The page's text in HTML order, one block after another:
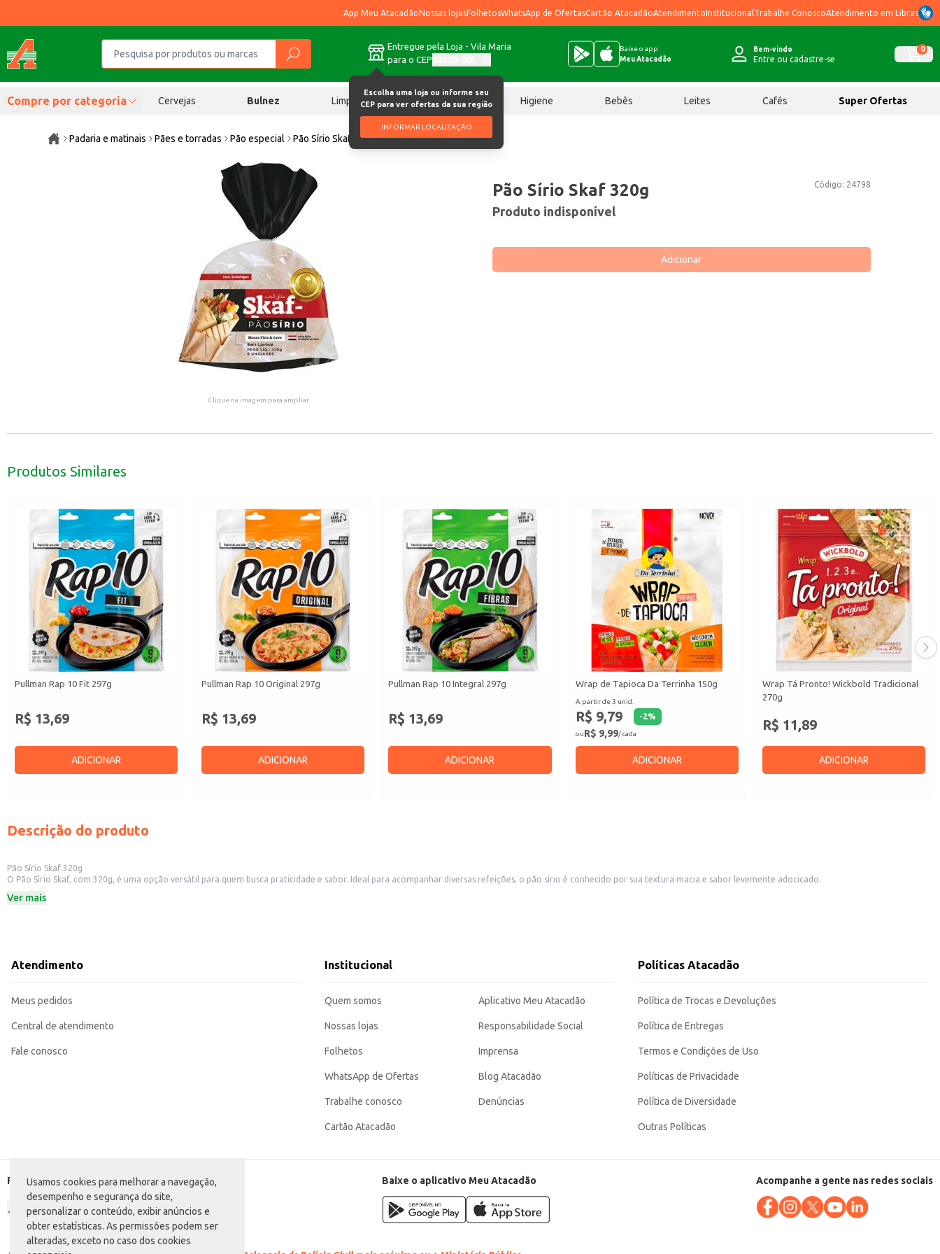
Usamos cookies para melhorar a navegação,
desempenho e segurança do site,
personalizar o conteúdo, exibir anúncios e
obter estatísticas. As permissões podem ser
alteradas, exceto no caso dos cookies
App Meu AtacadãoNossas lojasFolhetosWhatsApp de OfertasCartão AtacadãoAtendimentoInstitucional Trabalhe ConoscoAtendimento em Libras
Entregue pela Loja - Vila Maria
para o CEP
Escolha uma loja ou informe seu
CEP para ver ofertas da sua região
INFORMAR LOCALIZAÇÃO
Baixe o app
Meu Atacadão
Bem-vindo
Entre ou cadastre-se
0
Compre por categoria Cervejas Bulnez Limpeza Chocolates Higiene Bebês Leites Cafés Super Ofertas
Padaria e matinais Pães e torradas Pão especial Pão Sírio Skaf 320g
Clique na imagem para ampliar.
Código: 24798
Pão Sírio Skaf 320g
Produto indisponível
Adicionar
Produtos Similares
Pullman Rap 10 Fit 297g
R$ 13,69
ADICIONAR
Pullman Rap 10 Original 297g
R$ 13,69
ADICIONAR
Pullman Rap 10 Integral 297g
R$ 13,69
ADICIONAR
Wrap de Tapioca Da Terrinha 150g
A partir de 3 unid.
R$ 9,79 -2%
ouR$ 9,99/ cada
ADICIONAR
Wrap Tá Pronto! Wickbold Tradicional
270g
R$ 11,89
ADICIONAR
Descrição do produto
Pão Sírio Skaf 320g
O Pão Sírio Skaf, com 320g, é uma opção versátil para quem busca praticidade e sabor. Ideal para acompanhar diversas refeições, o pão sírio é conhecido por sua textura macia e sabor levemente adocicado.
Perfeito para preparar wraps e sanduíches.
Ver mais
Atendimento
Meus pedidos
Central de atendimento
Fale conosco
Institucional
Quem somos
Nossas lojas
Folhetos
WhatsApp de Ofertas
Trabalhe conosco
Cartão Atacadão
Aplicativo Meu Atacadão
Responsabilidade Social
Imprensa
Blog Atacadão
Denúncias
Políticas Atacadão
Política de Trocas e Devoluções
Política de Entregas
Termos e Condições de Uso
Políticas de Privacidade
Política de Diversidade
Outras Políticas
Formas de pagamento Baixe o aplicativo Meu Atacadão Acompanhe a gente nas redes sociais